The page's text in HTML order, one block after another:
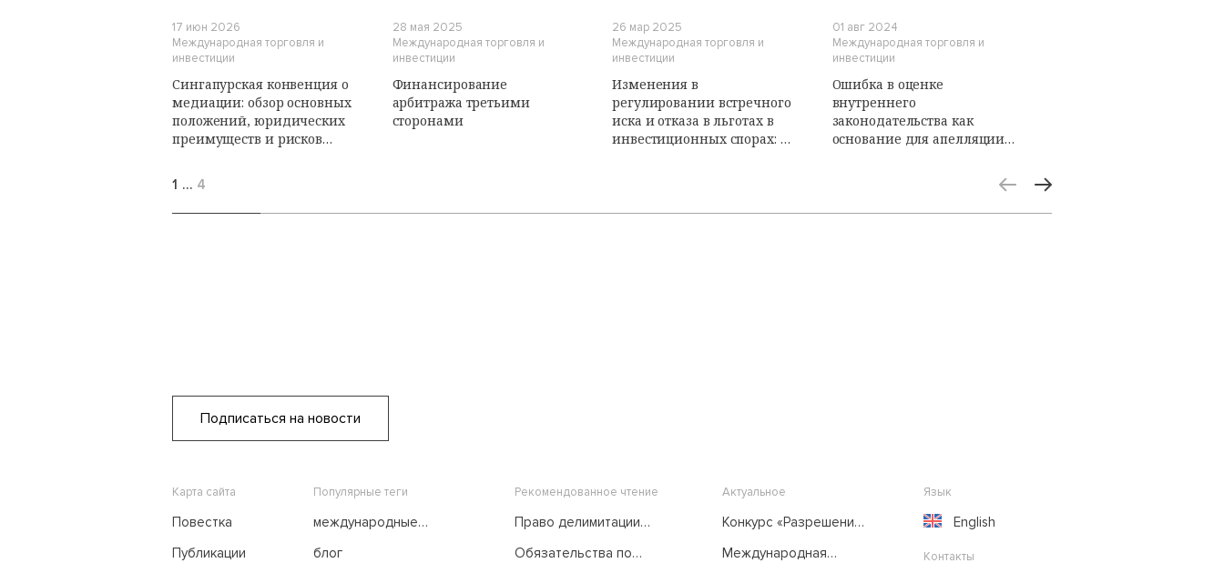
17 июн 2026
Международная торговля и
инвестиции
Сингапурская конвенция о
медиации: обзор основных
положений, юридических
преимуществ и рисков
Федерации
28 мая 2025
Международная торговля и
инвестиции
Финансирование
арбитража третьими
сторонами
26 мар 2025
Международная торговля и
инвестиции
Изменения в
регулировании встречного
иска и отказа в льготах в
инвестиционных спорах: в
01 авг 2024
Международная торговля и
инвестиции
Ошибка в оценке
внутреннего
законодательства как
основание для апелляции:
1 … 4
Подписаться на новости
Карта сайта
Повестка
Публикации
Популярные теги
международные
блог
Рекомендованное чтение
Право делимитации
его развитии
Обязательства по
Актуальное
Конкурс «Разрешение
Международная
Язык
English
Контакты